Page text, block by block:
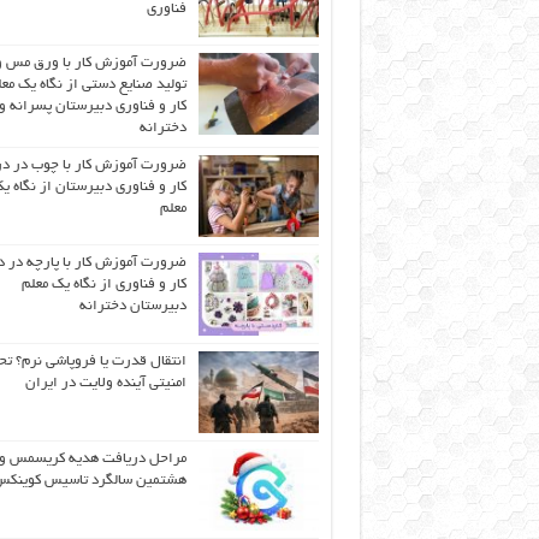
فناوری
ضرورت آموزش کار با ورق مس
تولید صنایع دستی از نگاه یک
کار و فناوری دبیرستان پسرانه و
دخترانه
ضرورت آموزش کار با چوب در
کار و فناوری دبیرستان از نگاه
معلم
ضرورت آموزش کار با پارچه
کار و فناوری از نگاه یک معلم
دبیرستان دخترانه
انتقال قدرت یا فروپاشی نرم؟
امنیتی آینده ولایت در ایران
مراحل دریافت هدیه کریسمس و
هشتمین سالگرد تاسیس